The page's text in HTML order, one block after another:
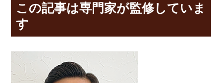
この記事は専門家が監修していま
す